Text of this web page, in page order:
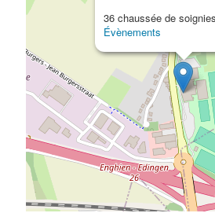
36 chaussée de
Évènements